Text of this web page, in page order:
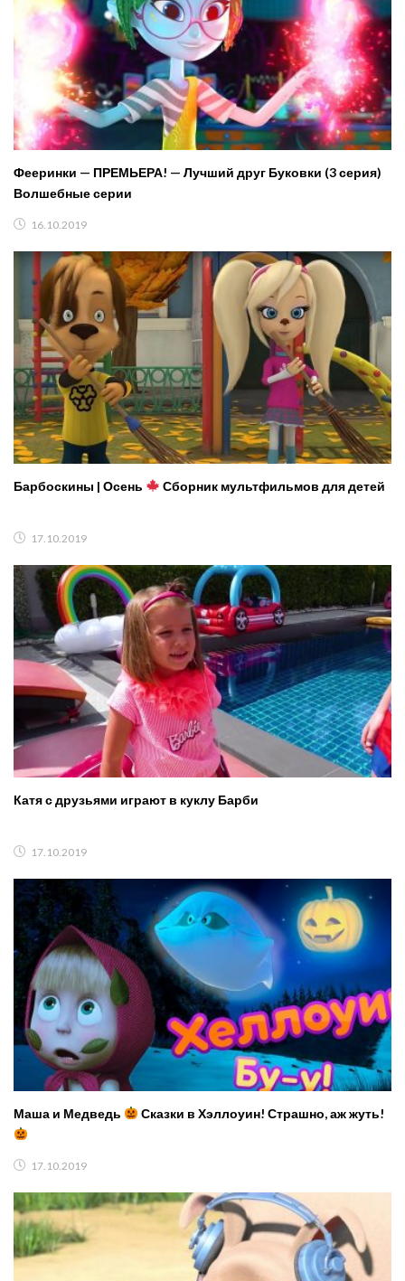
Фееринки — ПРЕМЬЕРА! — Лучший друг Буковки (3 серия)
Волшебные серии
16.10.2019
Барбоскины | Осень Сборник мультфильмов для детей
17.10.2019
Катя с друзьями играют в куклу Барби
17.10.2019
Маша и Медведь Сказки в Хэллоуин! Страшно, аж жуть!
17.10.2019